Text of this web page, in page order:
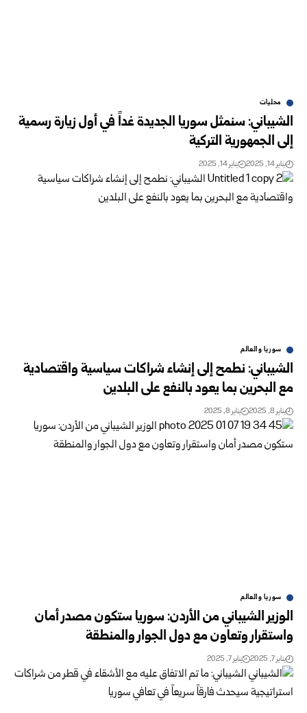
محليات
الشيباني: ‏سنمثل سوريا الجديدة غداً في أول زيارة رسمية
إلى الجمهورية التركية
يناير 14, 2025 يناير 14, 2025
سوريا والعالم
الشيباني: نطمح إلى إنشاء شراكات سياسية واقتصادية
مع البحرين بما يعود بالنفع على البلدين
يناير 8, 2025 يناير 8, 2025
سوريا والعالم
الوزير الشيباني من الأردن: سوريا ستكون مصدر أمان
واستقرار وتعاون مع دول الجوار والمنطقة
يناير 7, 2025 يناير 7, 2025